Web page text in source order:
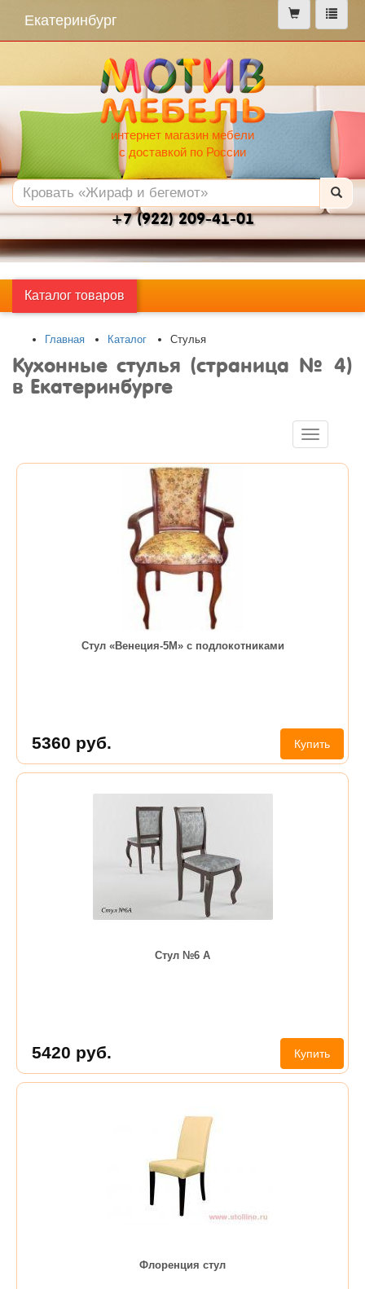
меню
Екатеринбург
интернет магазин мебели
с доставкой по России
+7 (922) 209-41-01
Каталог товаров
Главная Каталог Стулья
Кухонные стулья (страница № 4)
в Екатеринбурге
Toggle
navigation
Стул «Венеция-5М» с подлокотниками
5360 руб. Купить
Стул №6 А
5420 руб. Купить
Флоренция стул